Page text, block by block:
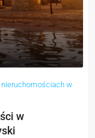
nieruchomościach w
w